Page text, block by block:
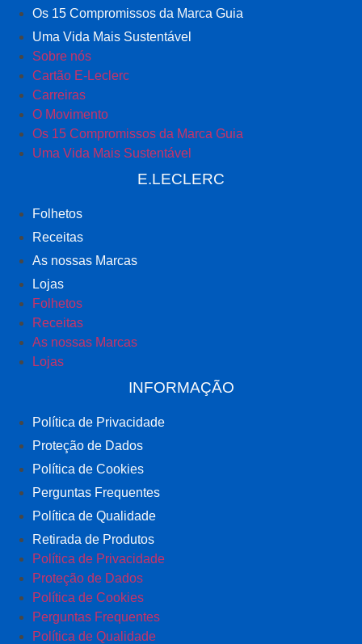
Os 15 Compromissos da Marca Guia
Uma Vida Mais Sustentável
Sobre nós
Cartão E-Leclerc
Carreiras
O Movimento
Os 15 Compromissos da Marca Guia
Uma Vida Mais Sustentável
E.LECLERC
Folhetos
Receitas
As nossas Marcas
Lojas
Folhetos
Receitas
As nossas Marcas
Lojas
INFORMAÇÃO
Política de Privacidade
Proteção de Dados
Política de Cookies
Perguntas Frequentes
Política de Qualidade
Retirada de Produtos
Política de Privacidade
Proteção de Dados
Política de Cookies
Perguntas Frequentes
Política de Qualidade